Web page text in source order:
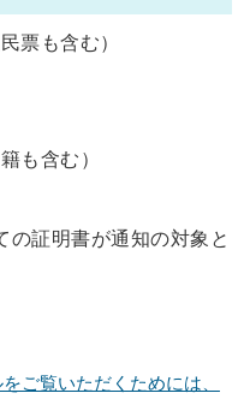
票も含む）
も含む）
証明書が通知の対象と
ご覧いただくためには、